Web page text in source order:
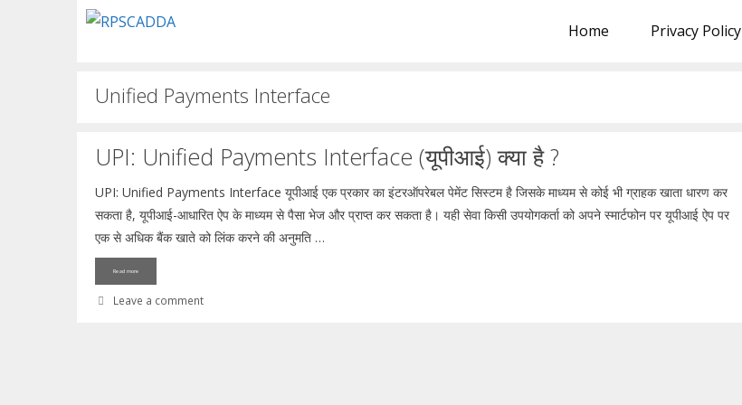
Home Privacy Policy
Unified Payments Interface
UPI: Unified Payments Interface (यूपीआई) क्या है ?
UPI: Unified Payments Interface यूपीआई एक प्रकार का इंटरऑपरेबल पेमेंट सिस्टम है जिसके माध्यम से कोई भी ग्राहक खाता धारण कर
सकता है, यूपीआई-आधारित ऐप के माध्यम से पैसा भेज और प्राप्त कर सकता है। यही सेवा किसी उपयोगकर्ता को अपने स्मार्टफोन पर यूपीआई ऐप पर
एक से अधिक बैंक खाते को लिंक करने की अनुमति …
Read more
Leave a comment